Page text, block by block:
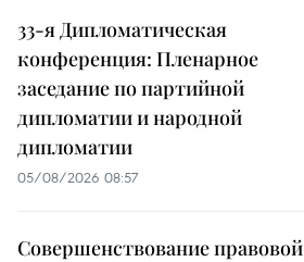
33-я Дипломатическая
конференция: Пленарное
заседание по партийной
дипломатии и народной
дипломатии
05/08/2026 08:57
Совершенствование правовой